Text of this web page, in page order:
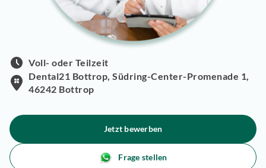
Voll- oder Teilzeit
Dental21 Bottrop, Südring-Center-Promenade 1,
46242 Bottrop
Jetzt bewerben
Frage stellen